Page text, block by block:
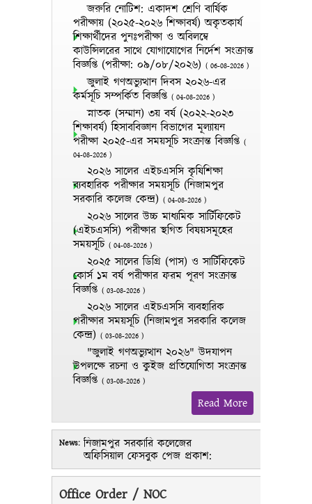
জরুরি নোটিশ: একাদশ শ্রেণি বার্ষিক
পরীক্ষায় (২০২৫-২০২৬ শিক্ষাবর্ষ) অকৃতকার্য
শিক্ষার্থীদের পুনঃপরীক্ষা ও অবিলম্বে
কাউন্সিলরের সাথে যোগাযোগের নির্দেশ সংক্রান্ত
বিজ্ঞপ্তি (পরীক্ষা: ০৯/০৮/২০২৬) ( 06-08-2026 )
জুলাই গণঅভ্যুত্থান দিবস ২০২৬-এর
কর্মসূচি সম্পর্কিত বিজ্ঞপ্তি ( 04-08-2026 )
স্নাতক (সম্মান) ৩য় বর্ষ (২০২২-২০২৩
শিক্ষাবর্ষ) হিসাববিজ্ঞান বিভাগের মূল্যায়ন
পরীক্ষা ২০২৫-এর সময়সূচি সংক্রান্ত বিজ্ঞপ্তি (
04-08-2026 )
২০২৬ সালের এইচএসসি কৃষিশিক্ষা
ব্যবহারিক পরীক্ষার সময়সূচি (নিজামপুর
সরকারি কলেজ কেন্দ্র) ( 04-08-2026 )
২০২৬ সালের উচ্চ মাধ্যমিক সার্টিফিকেট
(এইচএসসি) পরীক্ষার স্থগিত বিষয়সমূহের
সময়সূচি ( 04-08-2026 )
২০২৫ সালের ডিগ্রি (পাস) ও সার্টিফিকেট
কোর্স ১ম বর্ষ পরীক্ষার ফরম পূরণ সংক্রান্ত
বিজ্ঞপ্তি ( 03-08-2026 )
২০২৬ সালের এইচএসসি ব্যবহারিক
পরীক্ষার সময়সূচি (নিজামপুর সরকারি কলেজ
কেন্দ্র) ( 03-08-2026 )
​"জুলাই গণঅভ্যুত্থান ২০২৬" উদযাপন
উপলক্ষে রচনা ও কুইজ প্রতিযোগিতা সংক্রান্ত
বিজ্ঞপ্তি ( 03-08-2026 )
Read More
News: নিজামপুর সরকারি কলেজের
অফিসিয়াল ফেসবুক পেজ প্রকাশ:
https://www.facebook.com/profile.php?
id=61589099638205
Office Order / NOC